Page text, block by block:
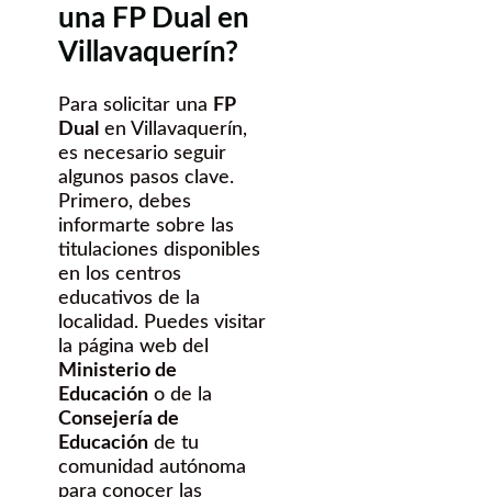
una FP Dual en
Villavaquerín?
Para solicitar una FP
Dual en Villavaquerín,
es necesario seguir
algunos pasos clave.
Primero, debes
informarte sobre las
titulaciones disponibles
en los centros
educativos de la
localidad. Puedes visitar
la página web del
Ministerio de
Educación o de la
Consejería de
Educación de tu
comunidad autónoma
para conocer las